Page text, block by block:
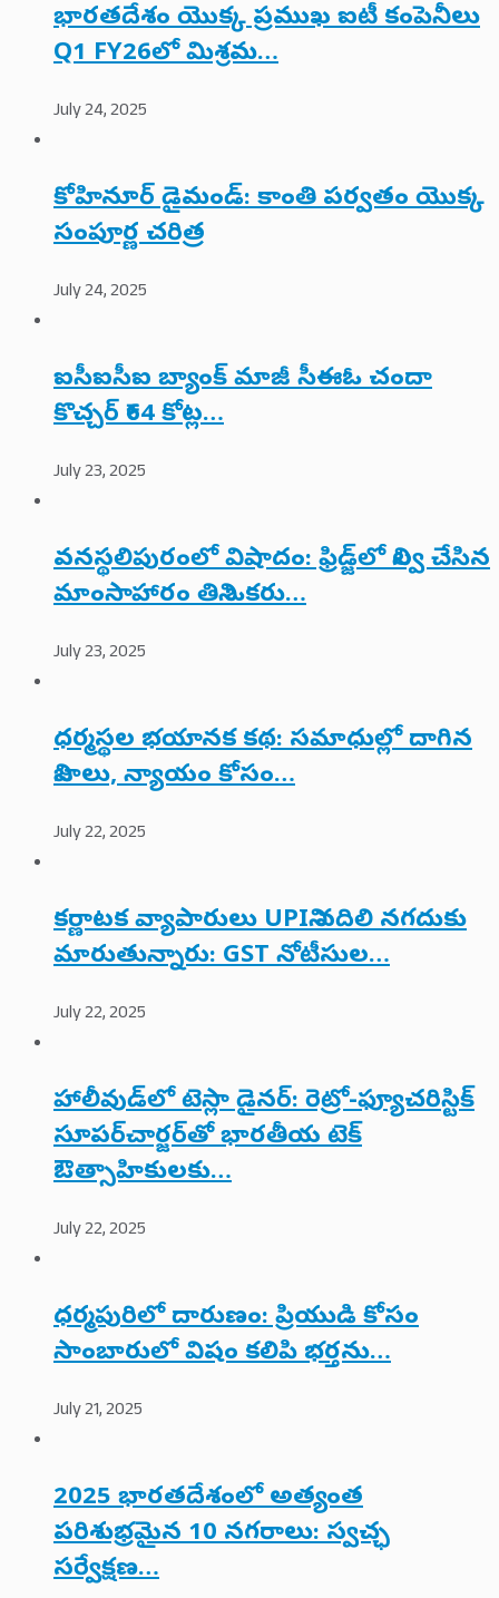
భారతదేశం యొక్క ప్రముఖ ఐటీ కంపెనీలు
Q1 FY26లో మిశ్రమ…
July 24, 2025
కోహినూర్ డైమండ్: కాంతి పర్వతం యొక్క
సంపూర్ణ చరిత్ర
July 24, 2025
ఐసీఐసీఐ బ్యాంక్ మాజీ సీఈఓ చందా
కొచ్చర్ ₹64 కోట్ల…
July 23, 2025
వనస్థలిపురంలో విషాదం: ఫ్రిడ్జ్‌లో నిల్వ చేసిన
మాంసాహారం తిని ఒకరు…
July 23, 2025
ధర్మస్థల భయానక కథ: సమాధుల్లో దాగిన
నిజాలు, న్యాయం కోసం…
July 22, 2025
కర్ణాటక వ్యాపారులు UPIని వదిలి నగదుకు
మారుతున్నారు: GST నోటీసుల…
July 22, 2025
హాలీవుడ్‌లో టెస్లా డైనర్: రెట్రో-ఫ్యూచరిస్టిక్
సూపర్‌చార్జర్‌తో భారతీయ టెక్
ఔత్సాహికులకు…
July 22, 2025
ధర్మపురిలో దారుణం: ప్రియుడి కోసం
సాంబారులో విషం కలిపి భర్తను…
July 21, 2025
2025 భారతదేశంలో అత్యంత
పరిశుభ్రమైన 10 నగరాలు: స్వచ్ఛ
సర్వేక్షణ…